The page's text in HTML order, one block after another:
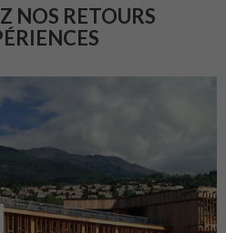
NOS RETOURS